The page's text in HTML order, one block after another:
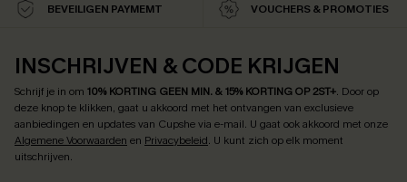
BEVEILIGEN PAYMEMT VOUCHERS & PROMOTIES
INSCHRIJVEN & CODE KRIJGEN
Schrijf je in om 10% KORTING GEEN MIN. & 15% KORTING OP 2ST+. Door op
deze knop te klikken, gaat u akkoord met het ontvangen van exclusieve
aanbiedingen en updates van Cupshe via e-mail. U gaat ook akkoord met onze
Algemene Voorwaarden en Privacybeleid. U kunt zich op elk moment
uitschrijven.